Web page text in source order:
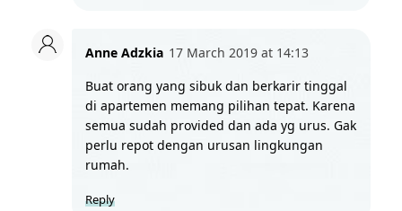
Anne Adzkia 17 March 2019 at 14:13
Buat orang yang sibuk dan berkarir tinggal
di apartemen memang pilihan tepat. Karena
semua sudah provided dan ada yg urus. Gak
perlu repot dengan urusan lingkungan
rumah.
Reply